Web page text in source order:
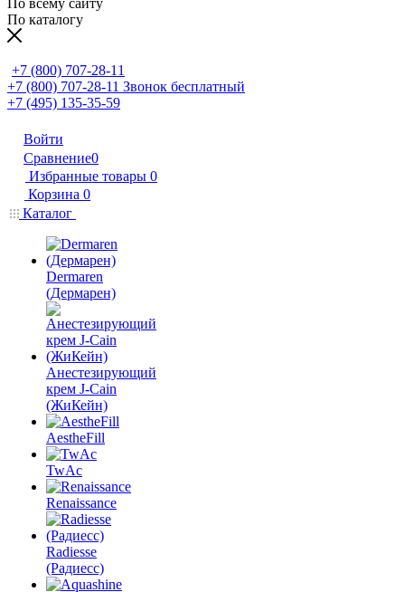
По всему сайту
По каталогу
+7 (800) 707-28-11
+7 (800) 707-28-11 Звонок бесплатный
+7 (495) 135-35-59
Войти
Сравнение0
Избранные товары 0
Корзина 0
Каталог
Dermaren
(Дермарен)
Анестезирующий
крем J-Cain
(ЖиКейн)
AestheFill
TwAc
Renaissance
Radiesse
(Радиесс)